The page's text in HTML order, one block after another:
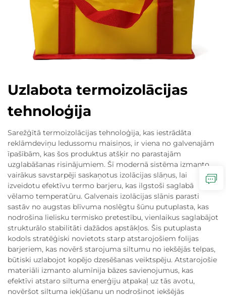
Uzlabota termoizolācijas
tehnoloģija
Sarežģītā termoizolācijas tehnoloģija, kas iestrādāta
reklāmdeviņu ledussomu maisiņos, ir viena no galvenajām
īpašībām, kas šos produktus atšķir no parastajām
uzglabāšanas risinājumiem. Šī modernā sistēma izmanto
vairākus savstarpēji saskaņotus izolācijas slāņus, lai
izveidotu efektīvu termo barjeru, kas ilgstoši saglabā
vēlamo temperatūru. Galvenais izolācijas slānis parasti
sastāv no augstas blīvuma noslēgtu šūnu putuplasta, kas
nodrošina lielisku termisko pretestību, vienlaikus saglabājot
strukturālo stabilitāti dažādos apstākļos. Šis putuplasta
kodols stratēģiski novietots starp atstarojošiem folijas
barjeriem, kas novērš starojuma siltumu no iekšējās telpas,
būtiski uzlabojot kopējo dzesēšanas veiktspēju. Atstarojošie
materiāli izmanto alumīnija bāzes savienojumus, kas
efektīvi atstaro siltuma enerģiju atpakaļ uz tās avotu,
novēršot siltuma iekļūšanu un nodrošinot iekšējās